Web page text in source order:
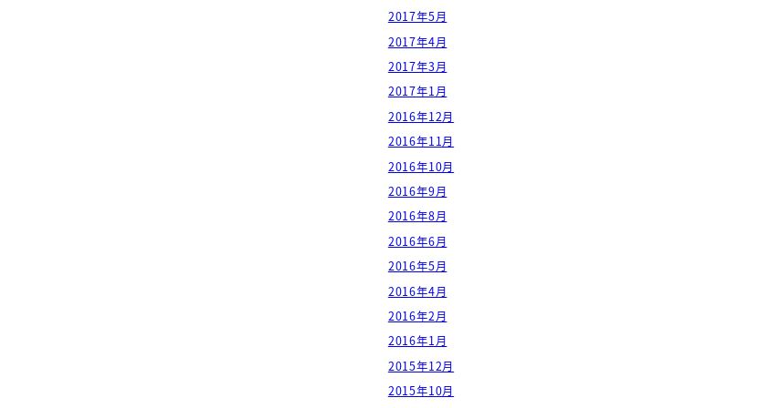
2017年5月
2017年4月
2017年3月
2017年1月
2016年12月
2016年11月
2016年10月
2016年9月
2016年8月
2016年6月
2016年5月
2016年4月
2016年2月
2016年1月
2015年12月
2015年10月